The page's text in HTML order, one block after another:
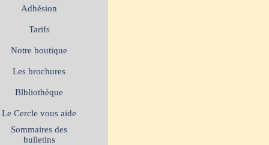
Adhésion
Tarifs
Notre boutique
Les brochures
Blbliothèque
Le Cercle vous aide
Sommaires des
bulletins